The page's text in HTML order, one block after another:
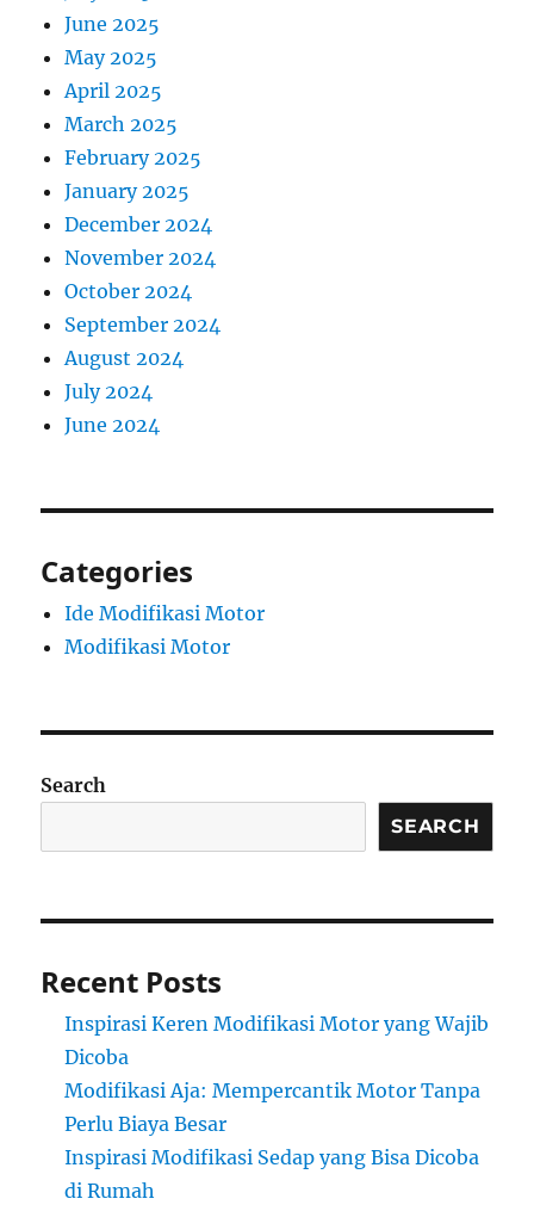
June 2025
May 2025
April 2025
March 2025
February 2025
January 2025
December 2024
November 2024
October 2024
September 2024
August 2024
July 2024
June 2024
Categories
Ide Modifikasi Motor
Modifikasi Motor
Search
SEARCH
Recent Posts
Inspirasi Keren Modifikasi Motor yang Wajib
Dicoba
Modifikasi Aja: Mempercantik Motor Tanpa
Perlu Biaya Besar
Inspirasi Modifikasi Sedap yang Bisa Dicoba
di Rumah